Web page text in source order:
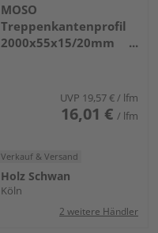
MOSO
Treppenkantenprofil
2000x55x15/20mm
UVP 19,57 €/ lfm
16,01 € / lfm
Verkauf & Versand
Holz Schwan
Köln
2 weitere Händler